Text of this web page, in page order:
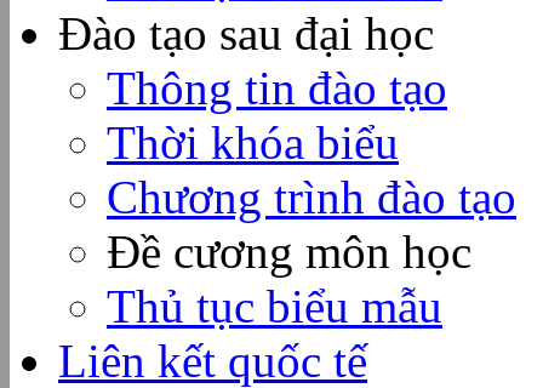
Đào tạo sau đại học
Thông tin đào tạo
Thời khóa biểu
Chương trình đào tạo
Đề cương môn học
Thủ tục biểu mẫu
Liên kết quốc tế